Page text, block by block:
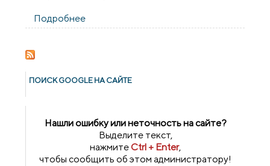
Подробнее
Берестовицкого благочиния в д.Горбачи
ПОИСК GOОGLE НА САЙТЕ
Нашли ошибку или неточность на сайте?
Выделите текст,
нажмитеCtrl + Enter,
чтобы сообщить об этом администратору!